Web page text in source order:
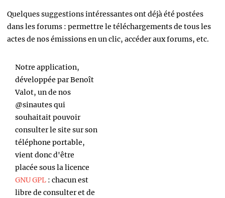
Quelques suggestions intéressantes ont déjà été postées
dans les forums : permettre le téléchargements de tous les
actes de nos émissions en un clic, accéder aux forums, etc.
Notre application,
développée par Benoît
Valot, un de nos
@sinautes qui
souhaitait pouvoir
consulter le site sur son
téléphone portable,
vient donc d'être
placée sous la licence
GNU GPL : chacun est
libre de consulter et de